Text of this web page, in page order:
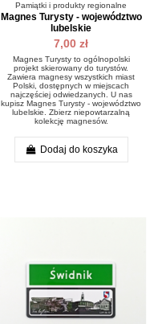
Pamiątki i produkty regionalne
Magnes Turysty - województwo
lubelskie
7,00 zł
Magnes Turysty to ogólnopolski
projekt skierowany do turystów.
Zawiera magnesy wszystkich miast
Polski, dostępnych w miejscach
najczęściej odwiedzanych. U nas
kupisz Magnes Turysty - województwo
lubelskie. Zbierz niepowtarzalną
kolekcję magnesów.
Dodaj do koszyka